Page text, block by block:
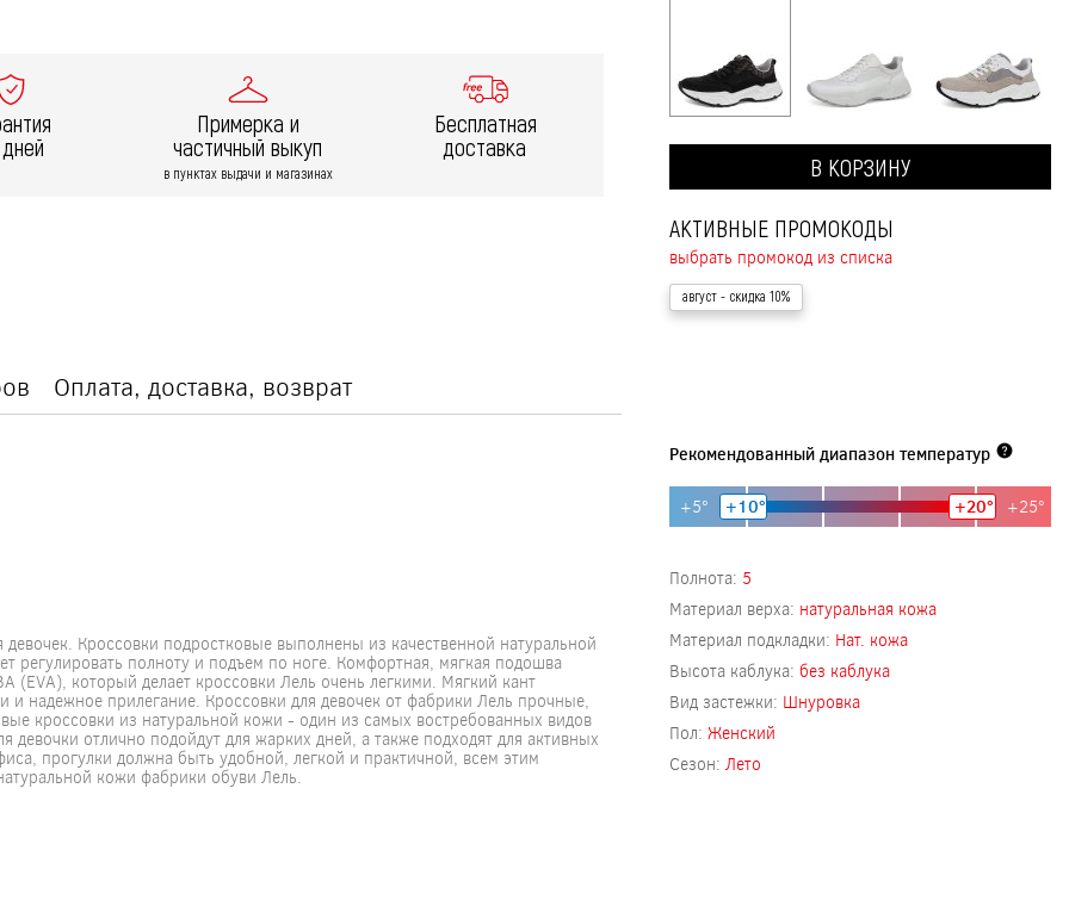
Примерка и
частичный выкуп
в пунктах выдачи и магазинах
Бесплатная
доставка
В КОРЗИНУ
АКТИВНЫЕ ПРОМОКОДЫ
выбрать промокод из списка
август - скидка 10%
Оплата, доставка, возврат
Кроссовки подростковые выполнены из качественной натуральной
регулировать полноту и подъем по ноге. Комфортная, мягкая подошва
(EVA), который делает кроссовки Лель очень легкими. Мягкий кант
и надежное прилегание. Кроссовки для девочек от фабрики Лель прочные,
кроссовки из натуральной кожи - один из самых востребованных видов
девочки отлично подойдут для жарких дней, а также подходят для активных
прогулки должна быть удобной, легкой и практичной, всем этим
кожи фабрики обуви Лель.
Рекомендованный диапазон температур
+5° +10° +20° +25°
Полнота: 5
Материал верха: натуральная кожа
Материал подкладки: Нат. кожа
Высота каблука: без каблука
Вид застежки: Шнуровка
Пол: Женский
Сезон: Лето